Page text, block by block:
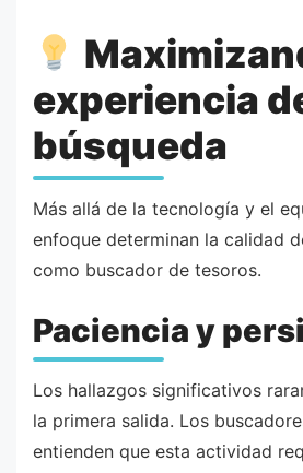
experiencia
búsqueda
Más allá de la tecnología y el
enfoque determinan la calidad
como buscador de tesoros.
Paciencia y
Los hallazgos significativos
la primera salida. Los
entienden que esta actividad